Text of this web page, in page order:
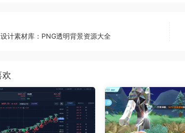
计素材库：PNG透明背景资源大全
欢